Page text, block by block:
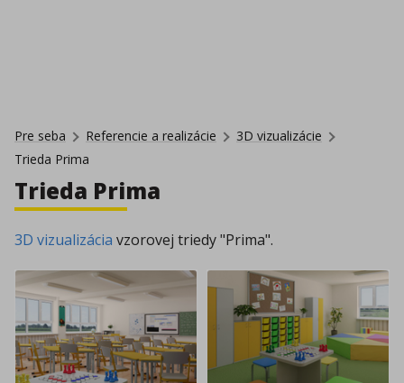
Pre seba Referencie a realizácie
3D vizualizácie
Trieda Prima
Trieda Prima
3D vizualizácia vzorovej triedy "Prima".